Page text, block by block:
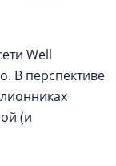
Well
В перспективе
(и